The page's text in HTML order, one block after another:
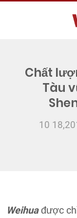
Chất
Tàu
10
Weihuađược